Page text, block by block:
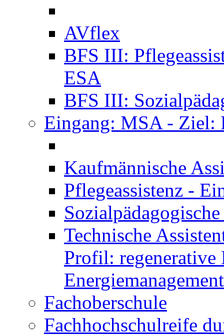
AVflex
BFS III:
ESA
BFS III:
Eingang: MSA - Ziel:
Kaufmännische
Pflegeassistenz -
Technische
Profil: regenerative
Energiemanagement
Fachoberschule
Fachhochschulreife